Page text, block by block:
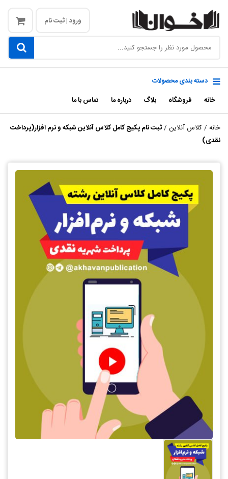
ورود | ثبت نام
دسته بندی محصولات
خانه
فروشگاه بلاگ درباره ما تماس با ما
خانه/کلاس آنلاین/ثبت نام پکیج کامل کلاس آنلاین شبکه و نرم افزار(پرداخت
نقدی)